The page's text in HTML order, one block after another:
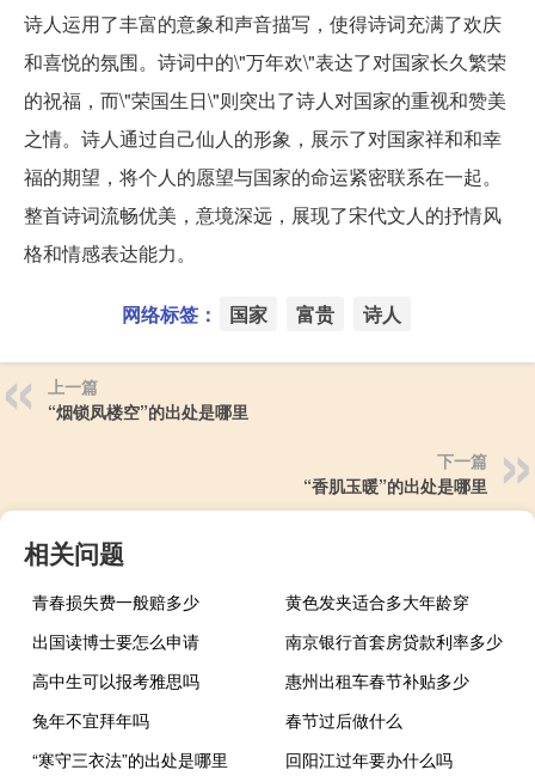
诗人运用了丰富的意象和声音描写，使得诗词充满了欢庆
和喜悦的氛围。诗词中的\"万年欢\"表达了对国家长久繁荣
的祝福，而\"荣国生日\"则突出了诗人对国家的重视和赞美
之情。诗人通过自己仙人的形象，展示了对国家祥和和幸
福的期望，将个人的愿望与国家的命运紧密联系在一起。
整首诗词流畅优美，意境深远，展现了宋代文人的抒情风
格和情感表达能力。
网络标签： 国家 富贵 诗人
上一篇
“烟锁凤楼空”的出处是哪里
下一篇
“香肌玉暖”的出处是哪里
相关问题
青春损失费一般赔多少
黄色发夹适合多大年龄穿
出国读博士要怎么申请
南京银行首套房贷款利率多少
高中生可以报考雅思吗
惠州出租车春节补贴多少
兔年不宜拜年吗
春节过后做什么
“寒守三衣法”的出处是哪里
回阳江过年要办什么吗